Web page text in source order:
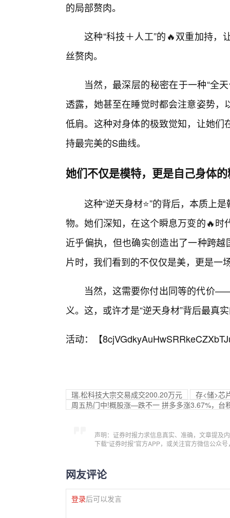
的局部赘肉。
这种“科技＋人工”的🔥双重加持
丝赘肉。
当然，最深层的秘密在于一种“全
透露，她甚至在睡觉时都会注意姿势
低肩。这种对身体的极致觉知，让她
持最完美的S曲线。
她们不仅是模特，更是自己身体
这种“逆天身材⭐”的背后，本质上
物。她们深知，在这个瞬息万变的🔥
近乎偏执，但也确实创造出了一种跨
片时，我们看到的不仅仅是美，更是一
当然，这需要你付出同等的代价
义。这，或许才是“逆天身材”背后最真
活动：【
瑞.松科技大宗交易成交200.20万元
存<储>芯
周五热门中!概股涨—跌不一 拼多多涨3.67%，台
声明：证券时报力求信息真实、准确，文章提及
下载“证券时报”官方APP，或关注官方微信公众
网友评论
登录后可以发言